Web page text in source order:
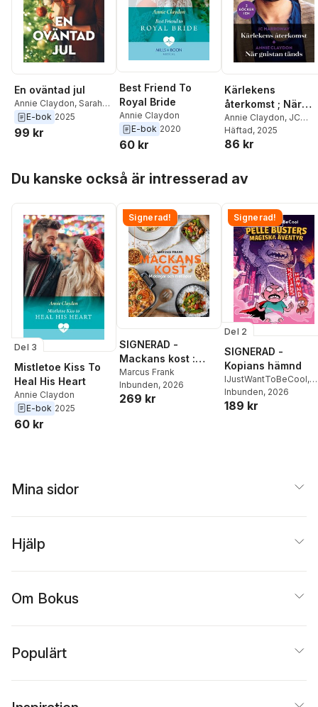
En oväntad jul
Annie Claydon, Sarah
Morgan,Dani Collins
Karen Booth
E-bok 2025
99 kr
Best Friend To
Royal Bride
Annie Claydon
E-bok 2020
60 kr
Kärlekens
återkomst ; När
gnistan tänds
Annie Claydon, JC
Harroway
Häftad, 2025
86 kr
Du kanske också är intresserad av
Del 3
Mistletoe Kiss To
Heal His Heart
Annie Claydon
E-bok 2025
60 kr
Signerad!
SIGNERAD -
Mackans kost :
Middagar och
matlådor
Marcus Frank
Inbunden, 2026
269 kr
Signerad!
Del 2
SIGNERAD -
Kopians hämnd
IJustWantToBeCool,
Joel Adolphson
Ejdemo Beer
Inbunden, 2026
189 kr
Mina sidor
Hjälp
Om Bokus
Populärt